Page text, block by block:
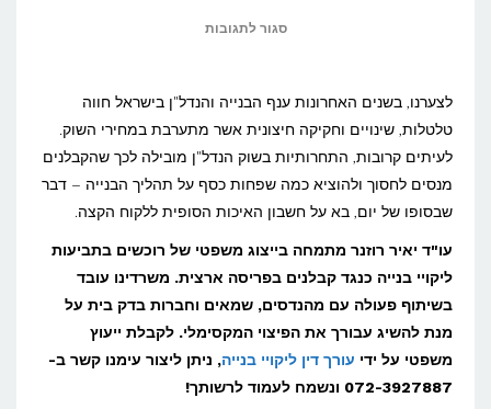
סגור לתגובות
בנייה
ורשלנות
בענף
הבנייה
לצערנו, בשנים האחרונות ענף הבנייה והנדל"ן בישראל חווה
טלטלות, שינויים וחקיקה חיצונית אשר מתערבת במחירי השוק.
לעיתים קרובות, התחרותיות בשוק הנדל"ן מובילה לכך שהקבלנים
מנסים לחסוך ולהוציא כמה שפחות כסף על תהליך הבנייה – דבר
שבסופו של יום, בא על חשבון האיכות הסופית ללקוח הקצה.
עו"ד יאיר רוזנר מתמחה בייצוג משפטי של רוכשים בתביעות
ליקויי בנייה כנגד קבלנים בפריסה ארצית. משרדינו עובד
בשיתוף פעולה עם מהנדסים, שמאים וחברות בדק בית על
מנת להשיג עבורך את הפיצוי המקסימלי. לקבלת ייעוץ
משפטי על ידי עורך דין ליקויי בנייה, ניתן ליצור עימנו קשר ב-
072-3927887 ונשמח לעמוד לרשותך!